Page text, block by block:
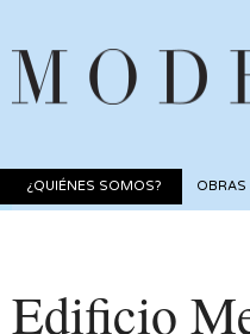
¿QUIÉNES SOMOS? OBRAS
Edificio